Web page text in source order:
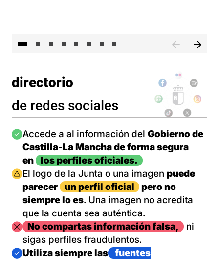
directorio
de redes sociales
Imagen
Accede a al información del Gobierno de
Castilla-La Mancha de forma segura
en
los perfiles oficiales.
Imagen
El logo de la Junta o una imagen puede
parecer
un perfil oficial
pero no
siempre lo es. Una imagen no acredita
que la cuenta sea auténtica.
ImagenNo compartas información falsa,
ni
sigas perfiles fraudulentos.
Imagen
Utiliza siempre las
fuentes